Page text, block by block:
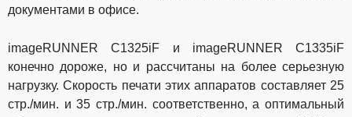
документами в офисе.
imageRUNNER C1325iF и imageRUNNER C1335iF
конечно дороже, но и рассчитаны на более серьезную
нагрузку. Скорость печати этих аппаратов составляет 25
стр./мин. и 35 стр./мин. соответственно, а оптимальный